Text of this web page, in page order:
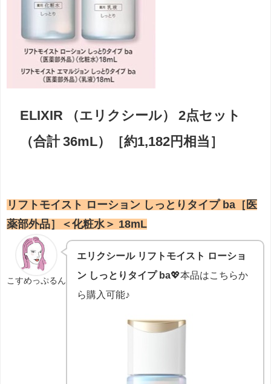
ELIXIR （エリクシール） 2点セット
（合計 36mL）［約1,182円相当］
リフトモイスト ローション しっとりタイプ ba［医
薬部外品］＜化粧水＞ 18mL
こすめっぷるん
エリクシール リフトモイスト ローショ
ン しっとりタイプ ba💖本品はこちらか
ら購入可能♪